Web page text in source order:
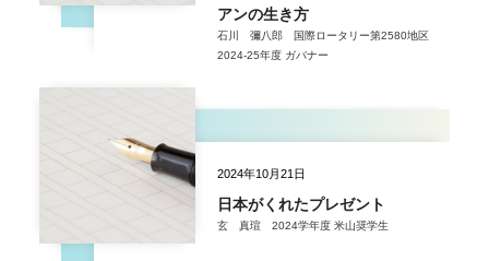
アンの生き方
石川 彌八郎 国際ロータリー第2580地区
2024-25年度 ガバナー
2024年10月21日
日本がくれたプレゼント
玄 真瑄 2024学年度 米山奨学生